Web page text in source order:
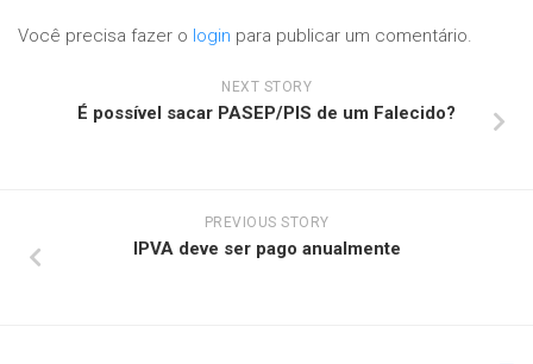
Você precisa fazer o login para publicar um comentário.
NEXT STORY
É possível sacar PASEP/PIS de um Falecido?
PREVIOUS STORY
IPVA deve ser pago anualmente